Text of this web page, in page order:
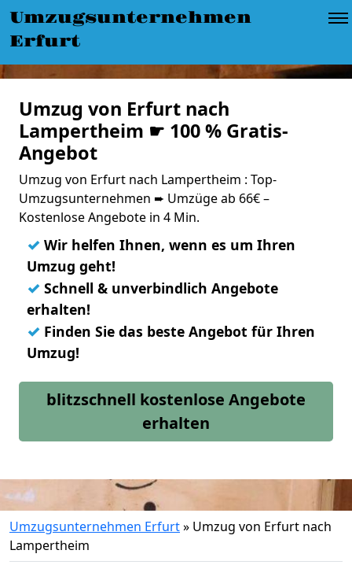
Umzugsunternehmen
Erfurt
Umzug von Erfurt nach
Lampertheim ☛ 100 % Gratis-
Angebot
Umzug von Erfurt nach Lampertheim : Top-
Umzugsunternehmen ➨ Umzüge ab 66€ –
Kostenlose Angebote in 4 Min.
✓ Wir helfen Ihnen, wenn es um Ihren
Umzug geht!
✓ Schnell & unverbindlich Angebote
erhalten!
✓ Finden Sie das beste Angebot für Ihren
Umzug!
blitzschnell kostenlose Angebote
erhalten
Umzugsunternehmen Erfurt» Umzug von Erfurt nach
Lampertheim